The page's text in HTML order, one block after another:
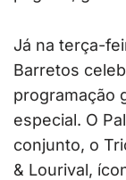
Já na terça-
Barretos
programação
especial. O
conjunto, o
& Lourival,